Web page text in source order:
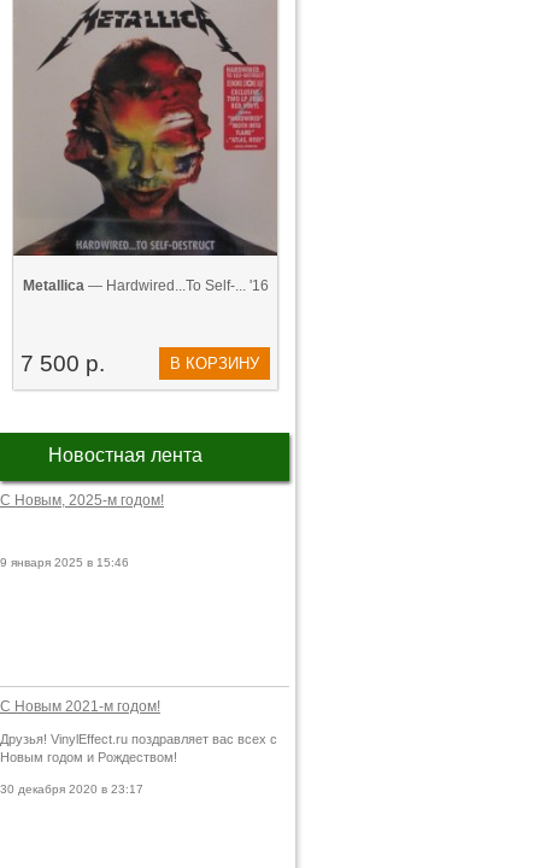
Metallica— Hardwired...To Self-... '16
7 500 р. В КОРЗИНУ
Новостная лента
С Новым, 2025-м годом!
9 января 2025 в 15:46
С Новым 2021-м годом!
Друзья! VinylEffect.ru поздравляет вас всех с
Новым годом и Рождеством!
30 декабря 2020 в 23:17